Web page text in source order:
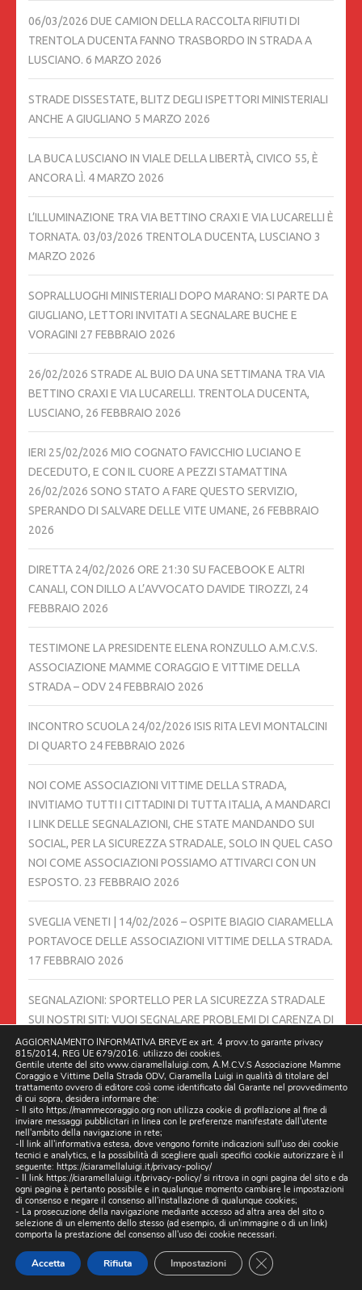
06/03/2026 DUE CAMION DELLA RACCOLTA RIFIUTI DI
TRENTOLA DUCENTA FANNO TRASBORDO IN STRADA A
LUSCIANO. 6 MARZO 2026
STRADE DISSESTATE, BLITZ DEGLI ISPETTORI MINISTERIALI
ANCHE A GIUGLIANO 5 MARZO 2026
LA BUCA LUSCIANO IN VIALE DELLA LIBERTÀ, CIVICO 55, È
ANCORA LÌ. 4 MARZO 2026
L’ILLUMINAZIONE TRA VIA BETTINO CRAXI E VIA LUCARELLI È
TORNATA. 03/03/2026 TRENTOLA DUCENTA, LUSCIANO 3
MARZO 2026
SOPRALLUOGHI MINISTERIALI DOPO MARANO: SI PARTE DA
GIUGLIANO, LETTORI INVITATI A SEGNALARE BUCHE E
VORAGINI 27 FEBBRAIO 2026
26/02/2026 STRADE AL BUIO DA UNA SETTIMANA TRA VIA
BETTINO CRAXI E VIA LUCARELLI. TRENTOLA DUCENTA,
LUSCIANO, 26 FEBBRAIO 2026
IERI 25/02/2026 MIO COGNATO FAVICCHIO LUCIANO E
DECEDUTO, E CON IL CUORE A PEZZI STAMATTINA
26/02/2026 SONO STATO A FARE QUESTO SERVIZIO,
SPERANDO DI SALVARE DELLE VITE UMANE, 26 FEBBRAIO
2026
DIRETTA 24/02/2026 ORE 21:30 SU FACEBOOK E ALTRI
CANALI, CON DILLO A L’AVVOCATO DAVIDE TIROZZI, 24
FEBBRAIO 2026
TESTIMONE LA PRESIDENTE ELENA RONZULLO A.M.C.V.S.
ASSOCIAZIONE MAMME CORAGGIO E VITTIME DELLA
STRADA – ODV 24 FEBBRAIO 2026
INCONTRO SCUOLA 24/02/2026 ISIS RITA LEVI MONTALCINI
DI QUARTO 24 FEBBRAIO 2026
NOI COME ASSOCIAZIONI VITTIME DELLA STRADA,
INVITIAMO TUTTI I CITTADINI DI TUTTA ITALIA, A MANDARCI
I LINK DELLE SEGNALAZIONI, CHE STATE MANDANDO SUI
SOCIAL, PER LA SICUREZZA STRADALE, SOLO IN QUEL CASO
NOI COME ASSOCIAZIONI POSSIAMO ATTIVARCI CON UN
ESPOSTO. 23 FEBBRAIO 2026
SVEGLIA VENETI | 14/02/2026 – OSPITE BIAGIO CIARAMELLA
PORTAVOCE DELLE ASSOCIAZIONI VITTIME DELLA STRADA.
17 FEBBRAIO 2026
SEGNALAZIONI: SPORTELLO PER LA SICUREZZA STRADALE
SUI NOSTRI SITI: VUOI SEGNALARE PROBLEMI DI CARENZA DI
STRADE, SEGNALETICA STRADALE O BUCHE NELLA TUA
ZONA? FACCI SAPERE SUBITO!13 FEBBRAIO 2026
UNA RUBRICA TUTTA DEDICATA ALLA SICUREZZA
STRADALE, IL 09/02/2026 ORE 21:30 SU FACEBOOK E ALTRI
CANALI7 FEBBRAIO 2026
06/02/2026 PRODUZIONE MEDIANORDEST UNA MIA
INTERVISTA SVEGLIA VENETI6 FEBBRAIO 2026
STRADE PERICOLOSE, ESPOSTO DELLE ASSOCIAZIONI
DELLE VITTIME: “SITUAZIONE GRAVE IN DECINE DI COMUNI”
IN ASSENZA DI RISPOSTE CONCRETE, CIARAMELLA
AGGIORNAMENTO INFORMATIVA BREVE ex art. 4 provv.to garante privacy
815/2014, REG UE 679/2016. utilizzo dei cookies.
Gentile utente del sito www.ciaramellaluigi.com, A.M.C.V.S Associazione Mamme
Coraggio e Vittime Della Strada ODV, Ciaramella Luigi in qualità di titolare del
trattamento ovvero di editore così come identificato dal Garante nel provvedimento
di cui sopra, desidera informare che:
- Il sito https://mammecoraggio.org non utilizza cookie di profilazione al fine di
inviare messaggi pubblicitari in linea con le preferenze manifestate dall'utente
nell'ambito della navigazione in rete;
-Il link all'informativa estesa, dove vengono fornite indicazioni sull'uso dei cookie
tecnici e analytics, e la possibilità di scegliere quali specifici cookie autorizzare è il
seguente: https://ciaramellaluigi.it/privacy-policy/
- Il link https://ciaramellaluigi.it/privacy-policy/si ritrova in ogni pagina del sito e da
ogni pagina è pertanto possibile e in qualunque momento cambiare le impostazioni
di consenso e negare il consenso all'installazione di qualunque cookies;
- La prosecuzione della navigazione mediante accesso ad altra area del sito o
selezione di un elemento dello stesso (ad esempio, di un'immagine o di un link)
comporta la prestazione del consenso all'uso dei cookie necessari.
Accetta Rifiuta Impostazioni CLOSE GDPR